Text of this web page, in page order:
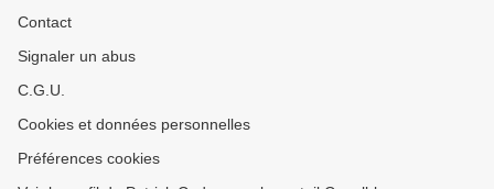
Contact
Signaler un abus
C.G.U.
Cookies et données personnelles
Préférences cookies